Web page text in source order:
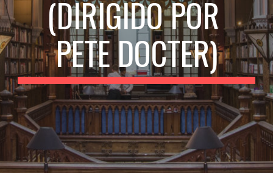
(DIRIGIDO POR
PETE DOCTER)